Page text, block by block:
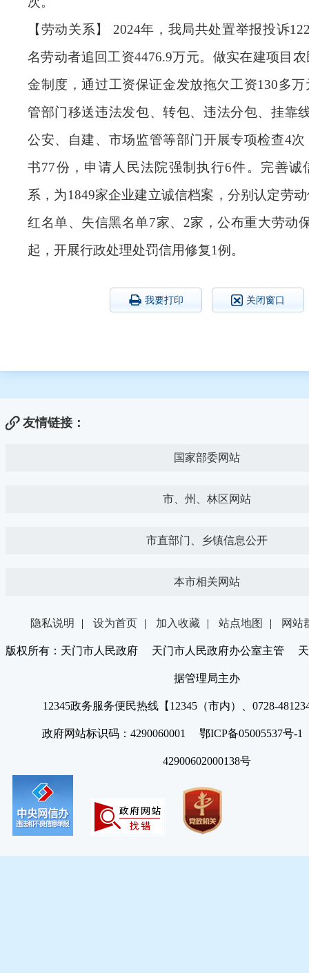
【劳动关系】 2024年，我局共处置举报投诉
名劳动者追回工资4476.9万元。做实在建项目
金制度，通过工资保证金发放拖欠工资130多万
管部门移送违法发包、转包、违法分包、挂靠
公安、自建、市场监管等部门开展专项检查4次
书77份，申请人民法院强制执行6件。完善诚
系，为1849家企业建立诚信档案，分别认定劳
红名单、失信黑名单7家、 2家，公布重大劳动
起，开展行政处理处罚信用修复1例。
我要打印 关闭窗口
友情链接：
国家部委网站
市、州、林区网站
市直部门、乡镇信息公开
本市相关网站
隐私说明 | 设为首页 | 加入收藏 | 站点地图 | 网站
版权所有：天门市人民政府 天门市人民政府办公室主管 天
据管理局主办
12345政务服务便民热线【12345（市内）、0728-
政府网站标识码：4290060001 鄂ICP备05005537号
42900602000138号